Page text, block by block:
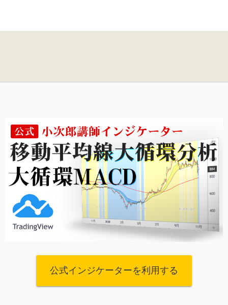
公式インジケーターを利用する